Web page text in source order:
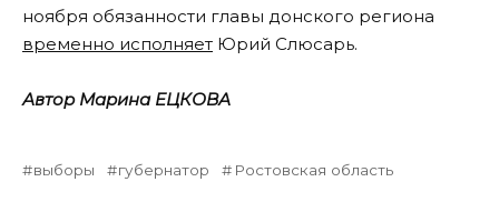
ноября обязанности главы донского региона
временно исполняет Юрий Слюсарь.
Автор Марина ЕЦКОВА
выборы губернатор Ростовская область